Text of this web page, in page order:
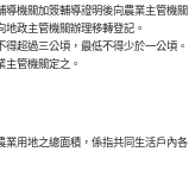
導機關加簽輔導證明後向農業主管機關
政主管機關辦理移轉登記。
超過三公頃，最低不得少於一公頃。
主管機關定之。
業用地之總面積，係指共同生活戶內各